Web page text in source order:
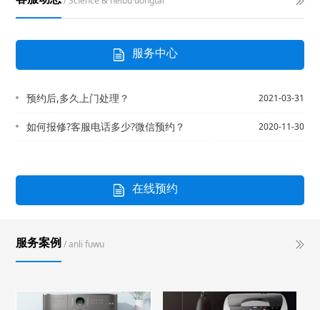
服务中心
预约后,多久上门处理？ 2021-03-31
如何报修?客服电话多少?微信预约？ 2020-11-30
在线预约
服务案例/ anli fuwu